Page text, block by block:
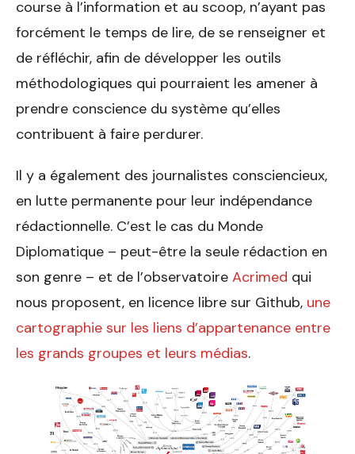
course à l’information et au scoop, n’ayant pas
forcément le temps de lire, de se renseigner et
de réfléchir, afin de développer les outils
méthodologiques qui pourraient les amener à
prendre conscience du système qu’elles
contribuent à faire perdurer.
Il y a également des journalistes consciencieux,
en lutte permanente pour leur indépendance
rédactionnelle. C’est le cas du Monde
Diplomatique – peut-être la seule rédaction en
son genre – et de l’observatoire Acrimed qui
nous proposent, en licence libre sur Github, une
cartographie sur les liens d’appartenance entre
les grands groupes et leurs médias.